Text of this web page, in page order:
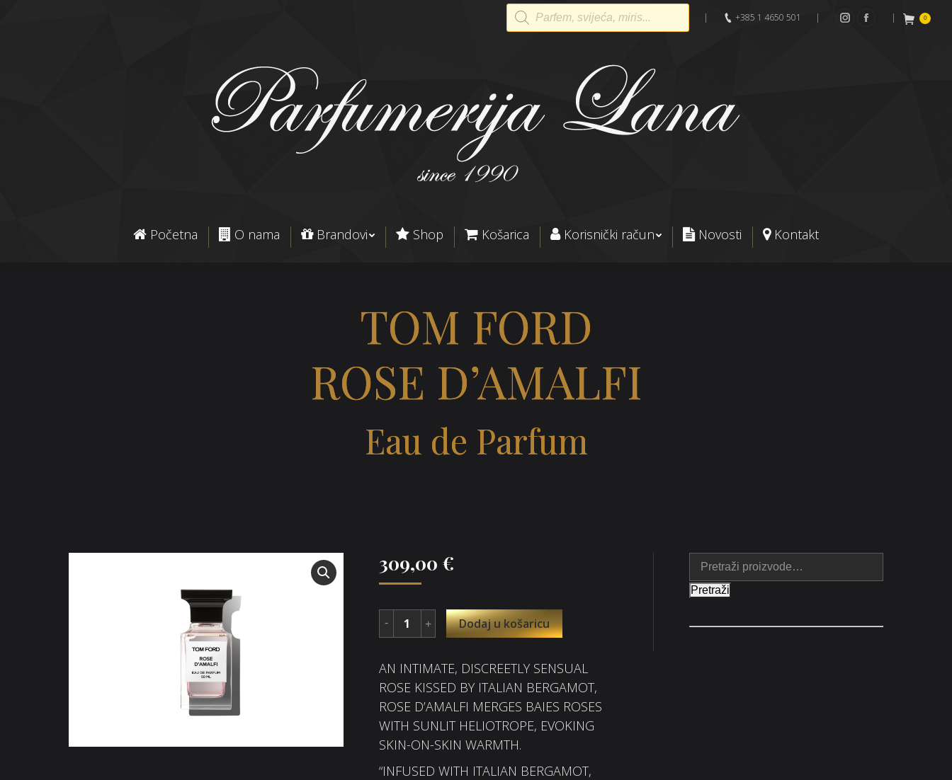
Products
search
| +385 1 4650 501 |
Instagram
Facebook
| 0
Početna O nama Brandovi Shop Košarica Korisnički račun Novosti Kontakt
TOM FORD
ROSE D’AMALFI
Eau de Parfum
309,00 €
Dodaj u košaricu
AN INTIMATE, DISCREETLY SENSUAL
ROSE KISSED BY ITALIAN BERGAMOT,
ROSE D’AMALFI MERGES BAIES ROSES
WITH SUNLIT HELIOTROPE, EVOKING
SKIN-ON-SKIN WARMTH.
“INFUSED WITH ITALIAN BERGAMOT,
Pretraži